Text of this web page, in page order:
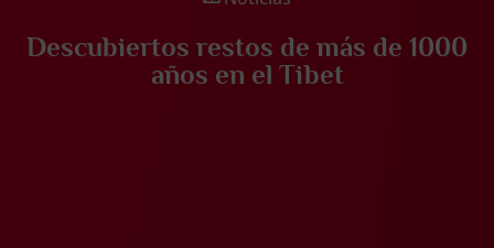
Descubiertos restos de más de 1000
años en el Tibet